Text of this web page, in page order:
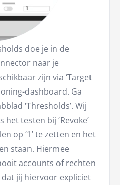
doe je in de
naar je
zijn via ‘Target
dashboard. Ga
‘Thresholds’. Wij
testen bij ‘Revoke’
op ‘1’ te zetten en het
staan. Hiermee
accounts of rechten
jij hiervoor expliciet